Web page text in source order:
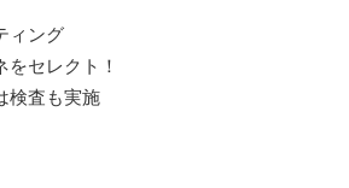
ィング
をセレクト！
検査も実施